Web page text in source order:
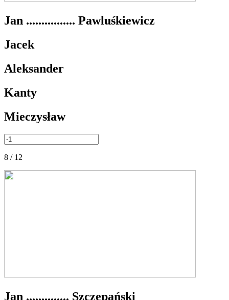
Jan ................ Pawluśkiewicz
Jacek
Aleksander
Kanty
Mieczysław
8 / 12
Jan .............. Szczepański